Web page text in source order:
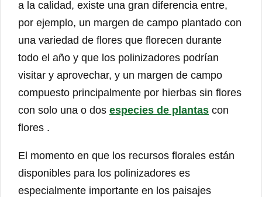
a la calidad, existe una gran diferencia entre,
por ejemplo, un margen de campo plantado con
una variedad de flores que florecen durante
todo el año y que los polinizadores podrían
visitar y aprovechar, y un margen de campo
compuesto principalmente por hierbas sin flores
con solo una o dos especies de plantas con
flores .
El momento en que los recursos florales están
disponibles para los polinizadores es
especialmente importante en los paisajes